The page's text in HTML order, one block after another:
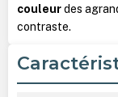
couleurdes
contraste.